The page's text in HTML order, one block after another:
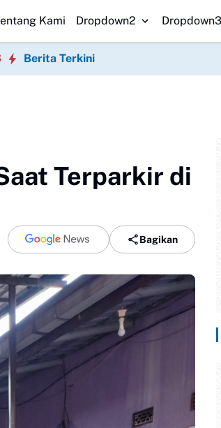
Berujung Masalah Hukum? Ini yang Perlu
Kami Dropdown2 Dropdown3
Berita Terkini
Terparkir di
Bagikan